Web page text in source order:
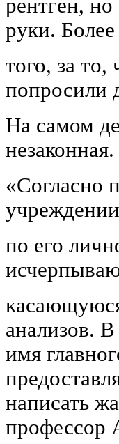
рентген, но
руки. Более
того, за
попросили
На самом
незаконная.
«Согласно
по его
анализов.
имя
написать
профессор